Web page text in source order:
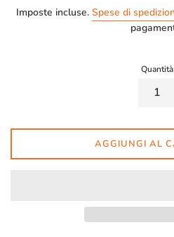
listino
Imposte incluse. Spese di
Quantità
AGGIUNGI AL